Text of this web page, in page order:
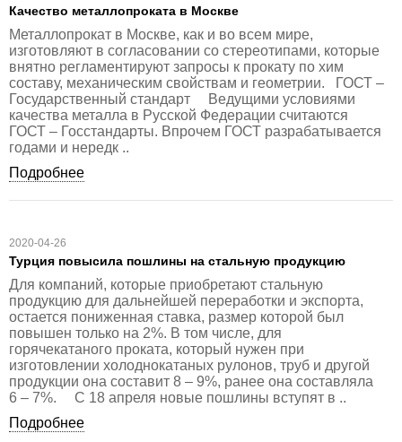
Качество металлопроката в Москве
Металлопрокат в Москве, как и во всем мире,
изготовляют в согласовании со стереотипами, которые
внятно регламентируют запросы к прокату по хим
составу, механическим свойствам и геометрии. ГОСТ –
Государственный стандарт Ведущими условиями
качества металла в Русской Федерации считаются
ГОСТ – Госстандарты. Впрочем ГОСТ разрабатывается
годами и нередк ..
Подробнее
2020-04-26
Турция повысила пошлины на стальную продукцию
Для компаний, которые приобретают стальную
продукцию для дальнейшей переработки и экспорта,
остается пониженная ставка, размер которой был
повышен только на 2%. В том числе, для
горячекатаного проката, который нужен при
изготовлении холоднокатаных рулонов, труб и другой
продукции она составит 8 – 9%, ранее она составляла
6 – 7%. С 18 апреля новые пошлины вступят в ..
Подробнее